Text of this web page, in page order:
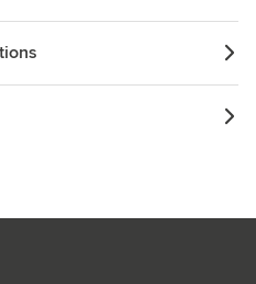
caoutchouc neuf par rapport
européen. Fabriqué en